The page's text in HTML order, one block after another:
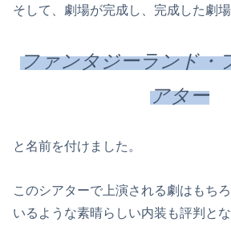
そして、劇場が完成し、完成した劇
ファンタジーランド・
アター
と名前を付けました。
このシアターで上演される劇はもち
いるような素晴らしい内装も評判と